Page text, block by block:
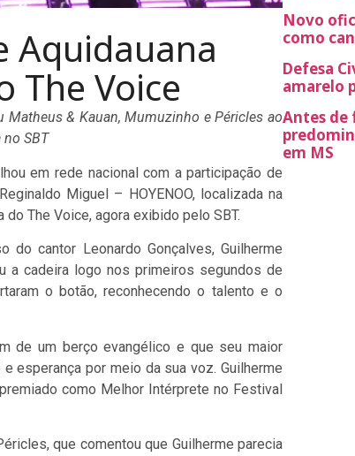
Aquidauana
The Voice
Matheus & Kauan, Mumuzinho e Péricles ao
no SBT
em rede nacional com a participação de
Miguel – HOYENOO, localizada na
The Voice, agora exibido pelo SBT.
do cantor Leonardo Gonçalves, Guilherme
a cadeira logo nos primeiros segundos de
o botão, reconhecendo o talento e o
de um berço evangélico e que seu maior
esperança por meio da sua voz. Guilherme
como Melhor Intérprete no Festival
que comentou que Guilherme parecia
Novo
como
Defesa
amarelo
Antes de
em MS